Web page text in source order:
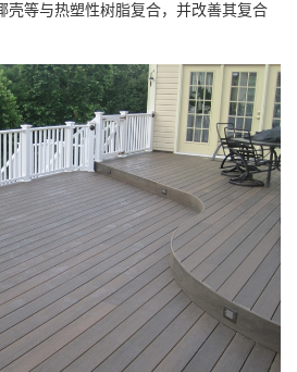
壳等与热塑性树脂复合，并改善其复合